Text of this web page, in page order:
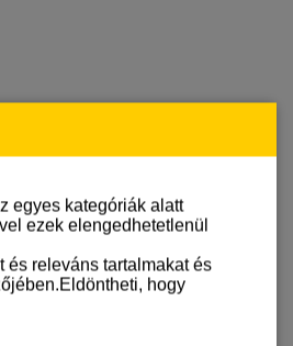
egyes kategóriák alatt
ezek elengedhetetlenül
releváns tartalmakat és
hogy